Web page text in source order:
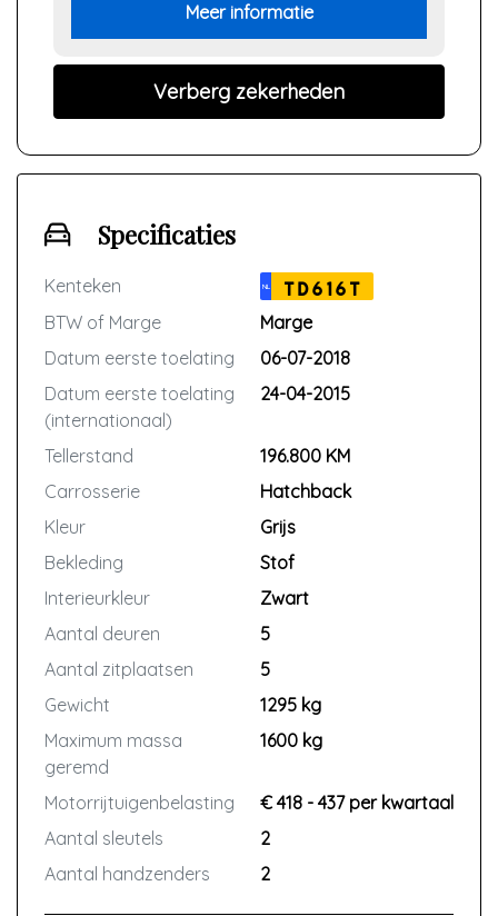
Meer informatie
Verberg zekerheden
Specificaties
Kenteken NL
TD616T
BTW of Marge
Marge
Datum eerste toelating
06-07-2018
Datum eerste toelating
(internationaal)
24-04-2015
Tellerstand
196.800 KM
Carrosserie
Hatchback
Kleur
Grijs
Bekleding
Stof
Interieurkleur
Zwart
Aantal deuren
5
Aantal zitplaatsen
5
Gewicht
1295 kg
Maximum massa
geremd
1600 kg
Motorrijtuigenbelasting
€ 418 - 437 per kwartaal
Aantal sleutels
2
Aantal handzenders
2